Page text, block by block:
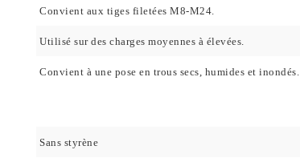
Convient aux tiges filetées M8-M24.
Utilisé sur des charges moyennes à élevées.
Convient à une pose en trous secs, humides et inondés.
Sans styrène